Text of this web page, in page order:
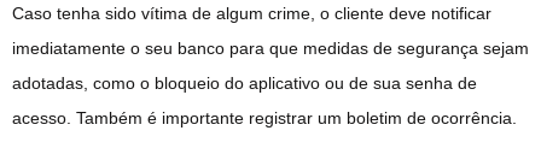
Caso tenha sido vítima de algum crime, o cliente deve notificar
imediatamente o seu banco para que medidas de segurança sejam
adotadas, como o bloqueio do aplicativo ou de sua senha de
acesso. Também é importante registrar um boletim de ocorrência.